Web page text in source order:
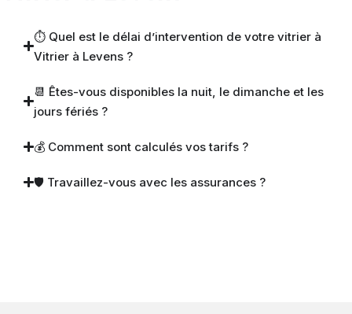
⏱ Quel est le délai d’intervention de votre vitrier à
Vitrier à Levens ?
📆 Êtes-vous disponibles la nuit, le dimanche et les
jours fériés ?
💰 Comment sont calculés vos tarifs ?
🛡 Travaillez-vous avec les assurances ?